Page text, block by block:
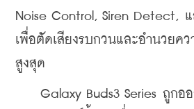
Noise Control, Siren Detect,
เพื่อตัดเสียงรบกวนและอำนวยค
สูงสุด
Galaxy Buds3 Series ถูกอ